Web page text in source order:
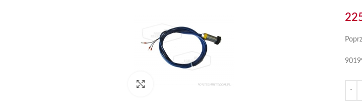
Kliknij, aby powiększyć